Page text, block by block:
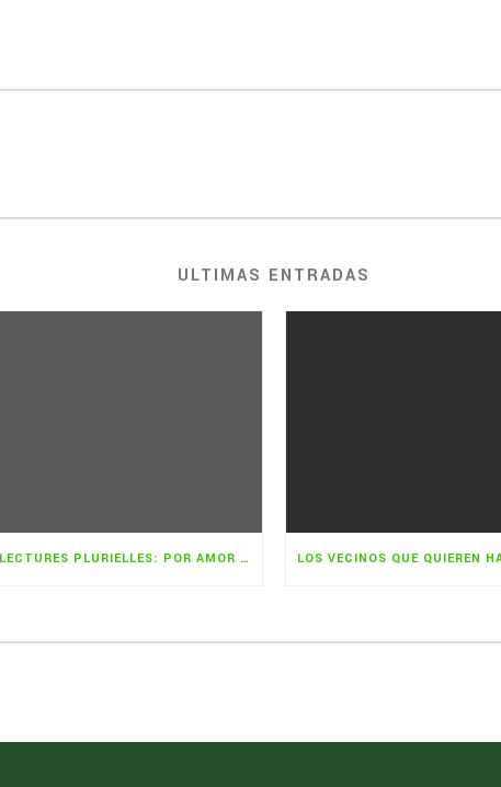
ULTIMAS ENTRADAS
LECTURES PLURIELLES: POR AMOR AL LIBRO Y AL AUTOR NOVEL